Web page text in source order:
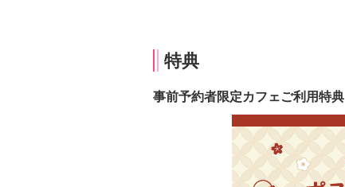
特典
事前予約者限定カフェご利用特典